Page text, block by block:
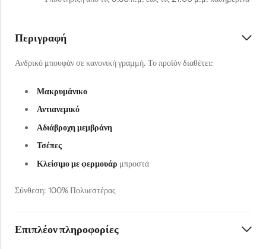
Περιγραφή
Ανδρικό μπουφάν σε κανονική γραμμή. Το προϊόν διαθέτει:
Μακρυμάνικο
Αντιανεμικό
Αδιάβροχη μεμβράνη
Τσέπες
Κλείσιμο με φερμουάρ μπροστά
Σύνθεση: 100% Πολυεστέρας
Επιπλέον πληροφορίες